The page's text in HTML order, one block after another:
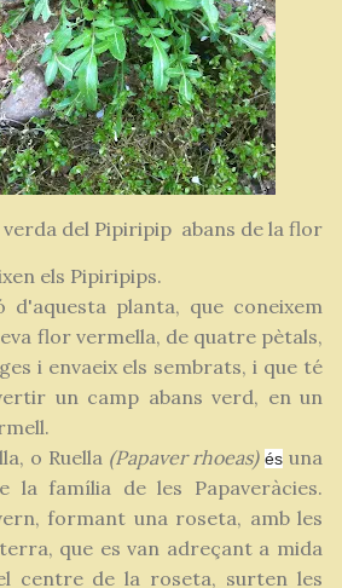
verda del Pipiripip abans de la flor
els Pipiripips.
d'aquesta planta, que coneixem
flor vermella, de quatre pètals,
i envaeix els sembrats, i que té
un camp abans verd, en un
o Ruella (Papaver rhoeas) és una
la família de les Papaveràcies.
formant una roseta, amb les
que es van adreçant a mida
centre de la roseta, surten les